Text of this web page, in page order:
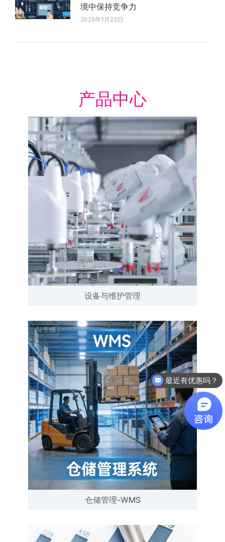
境中保持竞争力
2025年1月23日
产品中心
设备与维护管理
仓储管理-WMS
产品可以试用吗？
最近有优惠吗？